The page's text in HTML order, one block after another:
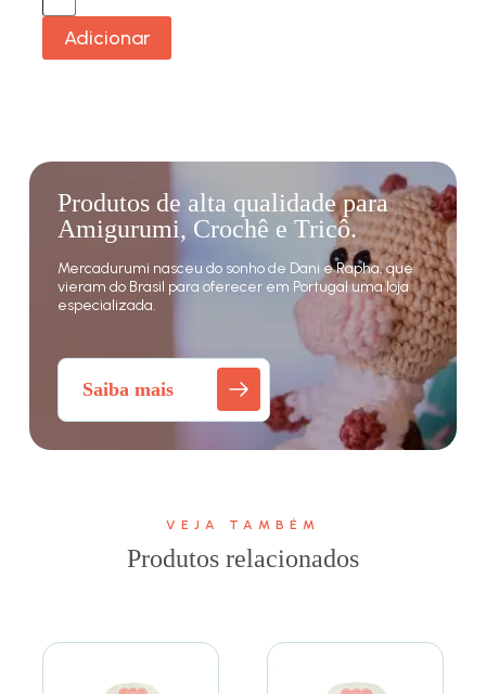
Adicionar
Produtos de alta qualidade para
Amigurumi, Crochê e Tricô.
Mercadurumi nasceu do sonho de Dani e Rapha, que
vieram do Brasil para oferecer em Portugal uma loja
especializada.
Saiba mais
VEJA TAMBÉM
Produtos relacionados